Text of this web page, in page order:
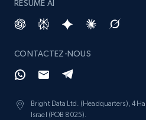
Asin, URL, Name, Sponsored,
price, Currency, Sold, and
1.6K+ 181+
RÉSUMÉ AI
CONTACTEZ-NOUS
Bright Data Ltd. (Headquarters), 4
Israel (POB 8025).